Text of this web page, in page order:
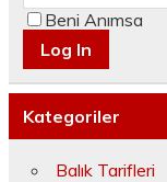
Beni Anımsa
Kategoriler
Balık Tarifleri